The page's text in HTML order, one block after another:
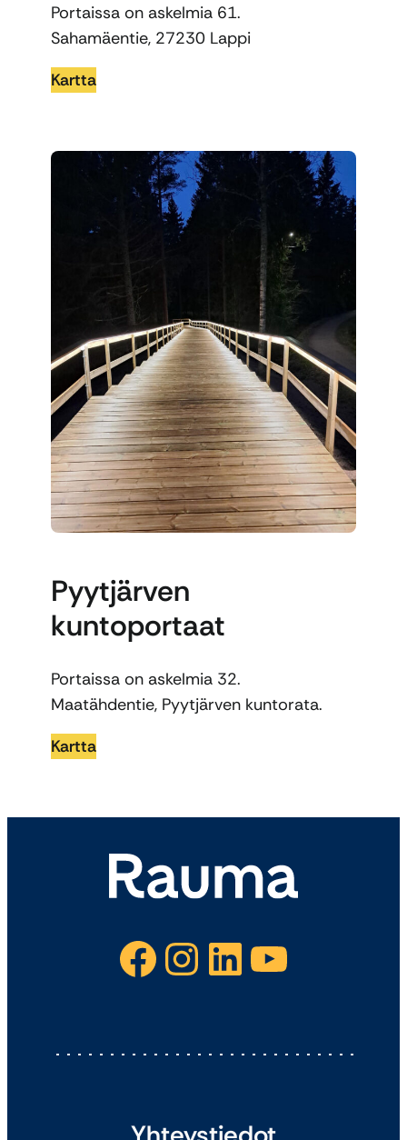
Portaissa on askelmia 61.
Sahamäentie, 27230 Lappi
Kartta
Pyytjärven
kuntoportaat
Portaissa on askelmia 32.
Maatähdentie, Pyytjärven kuntorata.
Kartta
Facebook Instagram LinkedIn YouTube